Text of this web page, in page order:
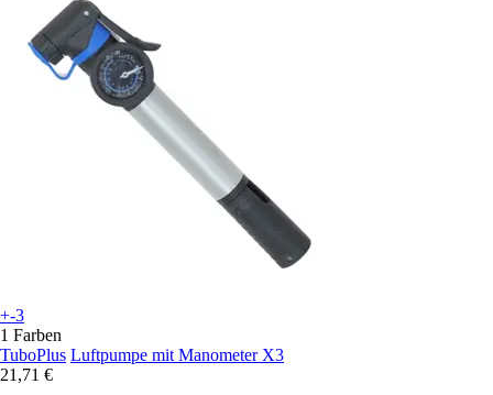
+-3
1 Farben
TuboPlus Luftpumpe mit Manometer X3
21,71 €